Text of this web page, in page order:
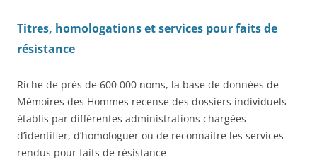
Titres, homologations et services pour faits de
résistance
Riche de près de 600 000 noms, la base de données de
Mémoires des Hommes recense des dossiers individuels
établis par différentes administrations chargées
d’identifier, d’homologuer ou de reconnaitre les services
rendus pour faits de résistance